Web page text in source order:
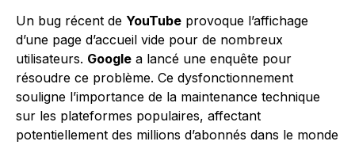
Un bug récent de YouTube provoque l’affichage
d’une page d’accueil vide pour de nombreux
utilisateurs. Google a lancé une enquête pour
résoudre ce problème. Ce dysfonctionnement
souligne l’importance de la maintenance technique
sur les plateformes populaires, affectant
potentiellement des millions d’abonnés dans le monde